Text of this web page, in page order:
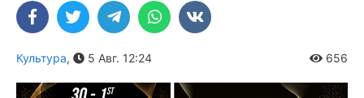
Культура, 5 Авг. 12:24 656